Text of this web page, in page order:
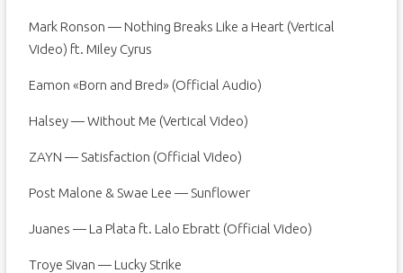
Mark Ronson — Nothing Breaks Like a Heart (Vertical
Video) ft. Miley Cyrus
Eamon «Born and Bred» (Official Audio)
Halsey — Without Me (Vertical Video)
ZAYN — Satisfaction (Official Video)
Post Malone & Swae Lee — Sunflower
Juanes — La Plata ft. Lalo Ebratt (Official Video)
Troye Sivan — Lucky Strike